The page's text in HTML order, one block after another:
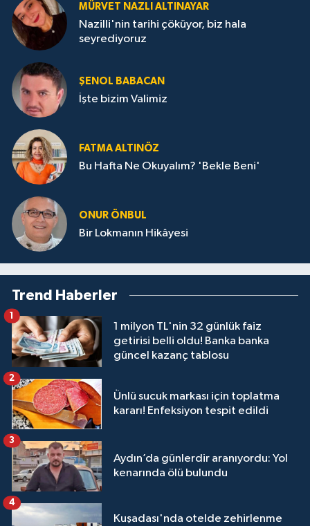
MÜRVET NAZLI ALTINAYAR
Nazilli'nin tarihi çöküyor, biz hala
seyrediyoruz
ŞENOL BABACAN
İşte bizim Valimiz
FATMA ALTINÖZ
Bu Hafta Ne Okuyalım? 'Bekle Beni'
ONUR ÖNBUL
Bir Lokmanın Hikâyesi
Trend Haberler
1 milyon TL'nin 32 günlük faiz
getirisi belli oldu! Banka banka
güncel kazanç tablosu
1
Ünlü sucuk markası için toplatma
kararı! Enfeksiyon tespit edildi
2
Aydın’da günlerdir aranıyordu: Yol
kenarında ölü bulundu
3
Kuşadası'nda otelde zehirlenme
4